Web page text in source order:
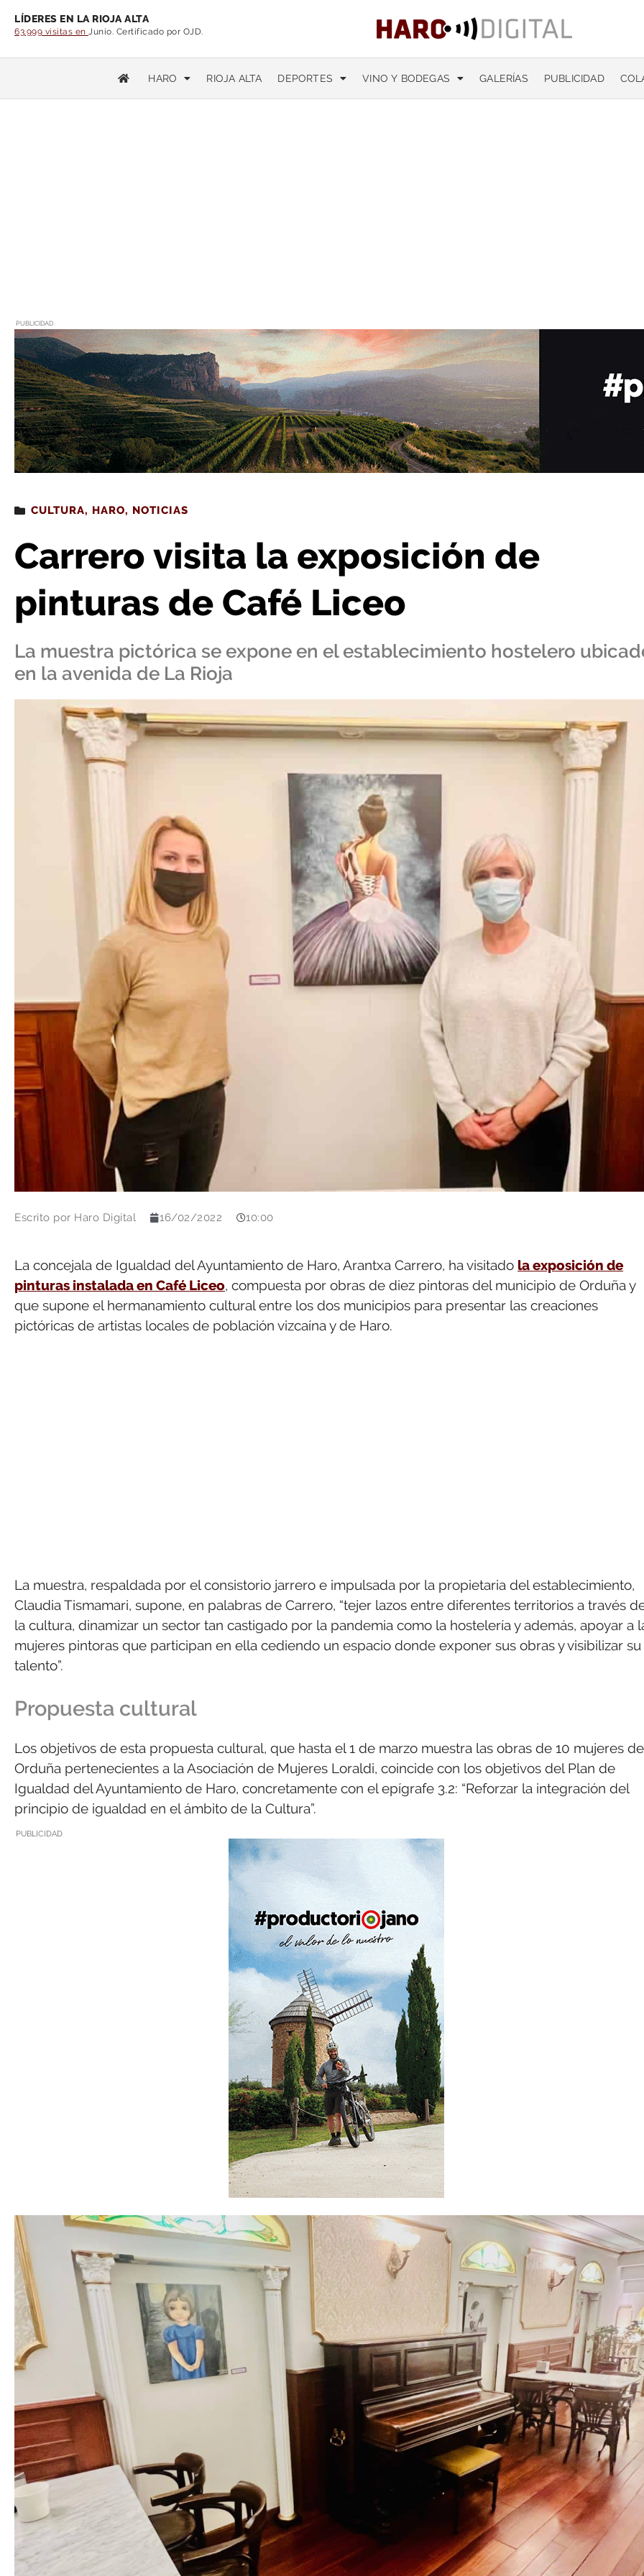
LÍDERES EN LA RIOJA ALTA
63.999 visitas en Junio. Certificado por OJD.
HARO RIOJA ALTA DEPORTES VINO Y BODEGAS GALERÍAS PUBLICIDAD
PUBLICIDAD
Estás leyendo: Carrero visita la exposición de pinturas de Café Liceo
CULTURA, HARO, NOTICIAS
Carrero visita la exposición de
pinturas de Café Liceo
La muestra pictórica se expone en el establecimiento hostelero
en la avenida de La Rioja
Escrito por Haro Digital 16/02/2022 10:00
La concejala de Igualdad del Ayuntamiento de Haro, Arantxa Carrero, ha visitado la exposición de
pinturas instalada en Café Liceo, compuesta por obras de diez pintoras del municipio de Orduña y
que supone el hermanamiento cultural entre los dos municipios para presentar las creaciones
pictóricas de artistas locales de población vizcaína y de Haro.
La muestra, respaldada por el consistorio jarrero e impulsada por la propietaria del establecimiento,
Claudia Tismamari, supone, en palabras de Carrero, “tejer lazos entre diferentes territorios a través
la cultura, dinamizar un sector tan castigado por la pandemia como la hostelería y además, apoyar a
mujeres pintoras que participan en ella cediendo un espacio donde exponer sus obras y visibilizar su
talento”.
Propuesta cultural
Los objetivos de esta propuesta cultural, que hasta el 1 de marzo muestra las obras de 10 mujeres de
Orduña pertenecientes a la Asociación de Mujeres Loraldi, coincide con los objetivos del Plan de
Igualdad del Ayuntamiento de Haro, concretamente con el epígrafe 3.2: “Reforzar la integración del
principio de igualdad en el ámbito de la Cultura”.
PUBLICIDAD